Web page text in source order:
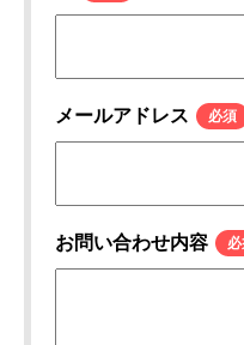
メールアドレス
お問い合わせ内容